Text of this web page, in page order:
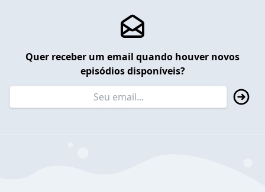
Quer receber um email quando houver novos
episódios disponíveis?